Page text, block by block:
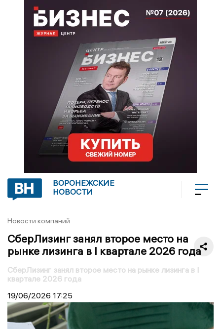
ВОРОНЕЖСКИЕ
НОВОСТИ
Новости компаний
СберЛизинг занял второе место на
рынке лизинга в I квартале 2026 года
СберЛизинг занял второе место на рынке лизинга в I
квартале 2026 года
19/06/2026 17:25